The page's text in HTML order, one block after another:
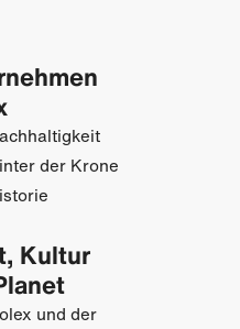
der Krone
Kultur
und der